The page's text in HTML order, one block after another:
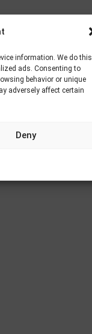
information. We do this
ads. Consenting to
behavior or unique
adversely affect certain
Deny